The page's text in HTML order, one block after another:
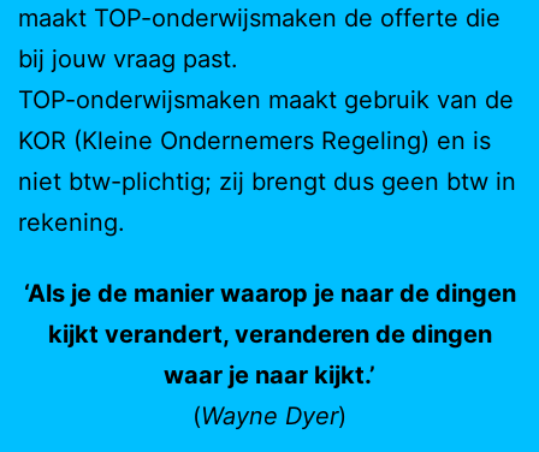
maakt TOP-onderwijsmaken de offerte die
bij jouw vraag past.
TOP-onderwijsmaken maakt gebruik van de
KOR (Kleine Ondernemers Regeling) en is
niet btw-plichtig; zij brengt dus geen btw in
rekening.
‘Als je de manier waarop je naar de dingen
kijkt verandert, veranderen de dingen
waar je naar kijkt.’
(Wayne Dyer)